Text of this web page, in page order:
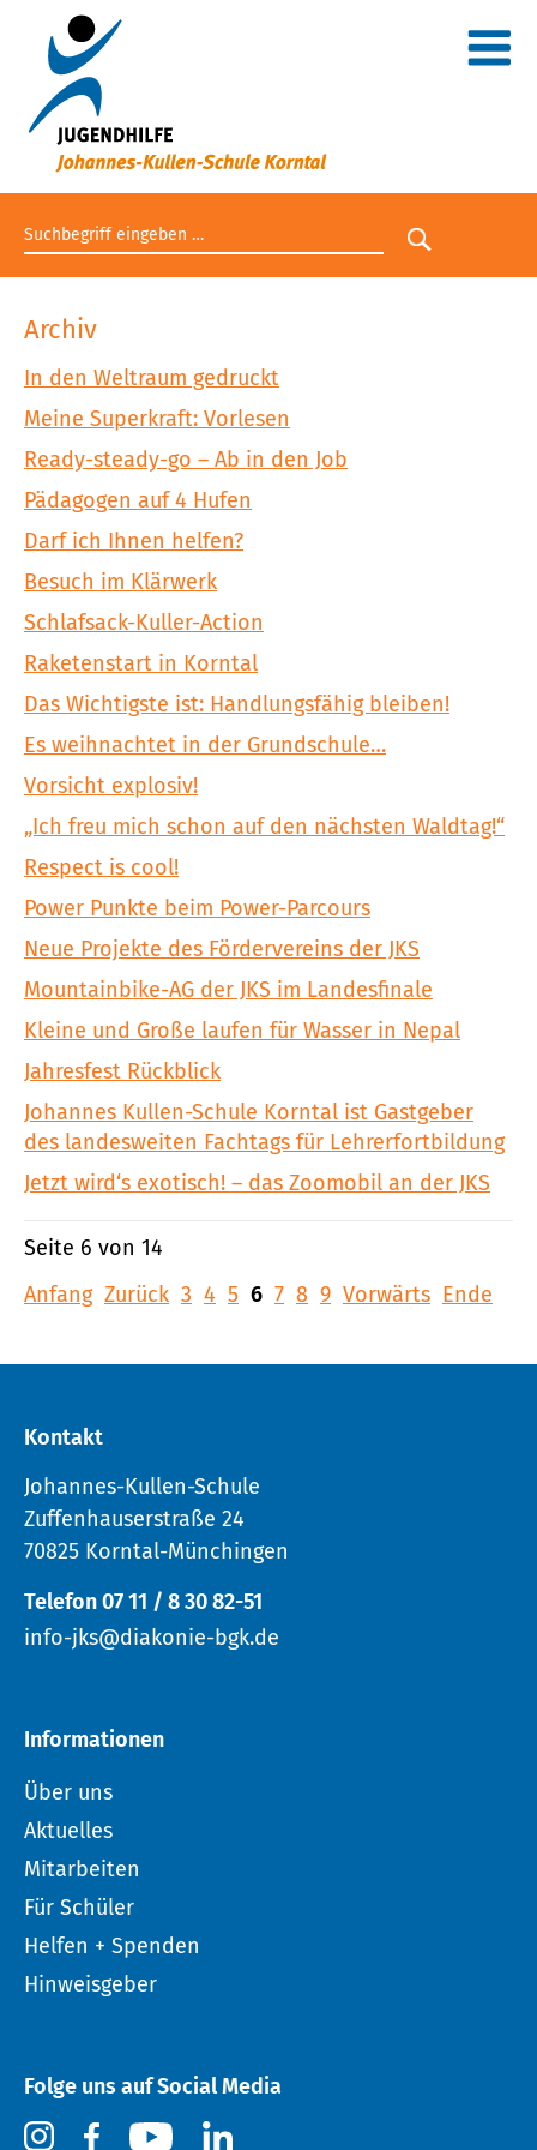
Suchbegriff eingeben
Suche
Archiv
In den Weltraum gedruckt
Meine Superkraft: Vorlesen
Ready-steady-go – Ab in den Job
Pädagogen auf 4 Hufen
Darf ich Ihnen helfen?
Besuch im Klärwerk
Schlafsack-Kuller-Action
Raketenstart in Korntal
Das Wichtigste ist: Handlungsfähig bleiben!
Es weihnachtet in der Grundschule…
Vorsicht explosiv!
„Ich freu mich schon auf den nächsten Waldtag!“
Respect is cool!
Power Punkte beim Power-Parcours
Neue Projekte des Fördervereins der JKS
Mountainbike-AG der JKS im Landesfinale
Kleine und Große laufen für Wasser in Nepal
Jahresfest Rückblick
Johannes Kullen-Schule Korntal ist Gastgeber
des landesweiten Fachtags für Lehrerfortbildung
Jetzt wird‘s exotisch! – das Zoomobil an der JKS
Seite 6 von 14
Anfang Zurück 3 4 5 6 7 8 9 Vorwärts Ende
Kontakt
Johannes-Kullen-Schule
Zuffenhauserstraße 24
70825 Korntal-Münchingen
Telefon 07 11 / 8 30 82-51
info-jks@diakonie-bgk.de
Informationen
Über uns
Aktuelles
Mitarbeiten
Für Schüler
Helfen + Spenden
Hinweisgeber
Folge uns auf Social Media